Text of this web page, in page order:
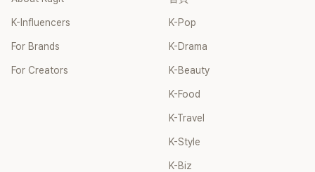
K-Influencers
For Brands
For Creators
K-Pop
K-Drama
K-Beauty
K-Food
K-Travel
K-Style
K-Biz